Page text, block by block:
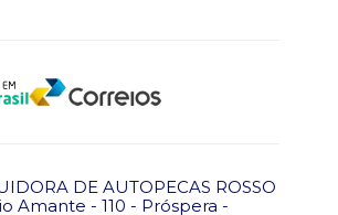
DE AUTOPECAS ROSSO
Amante - 110 - Próspera -